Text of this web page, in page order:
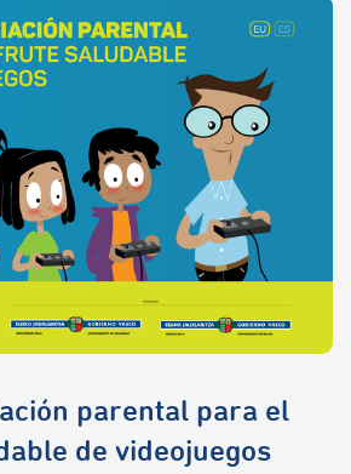
parental para el
de videojuegos